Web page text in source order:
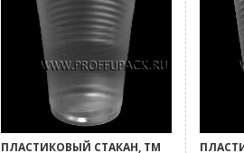
ПЛАСТИКОВЫЙ СТАКАН, ТМ